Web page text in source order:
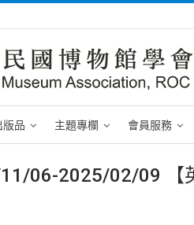
版品 主題專欄 會員服務
06-2025/02/09 【